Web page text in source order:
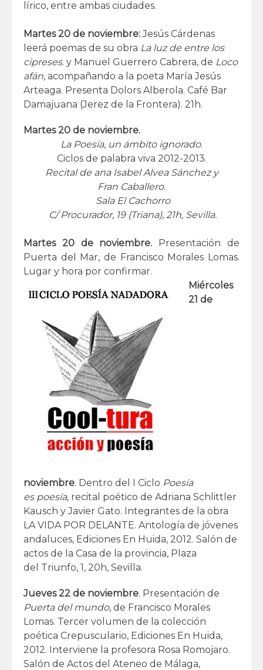
lírico, entre ambas ciudades.
Martes 20 de noviembre:Jesús Cárdenas
leerá poemas de su obra La luz de entre los
cipreses. y Manuel Guerrero Cabrera, de Loco
afán, acompañando a la poeta María Jesús
Arteaga. Presenta Dolors Alberola. Café Bar
Damajuana (Jerez de la Frontera). 21h.
Martes 20 de noviembre.
La Poesía, un ámbito ignorado.
Ciclos de palabra viva 2012-2013.
Recital de ana Isabel Alvea Sánchez y
Fran Caballero.
Sala El Cachorro
C/ Procurador, 19 (Triana), 21h, Sevilla.
Martes 20 de noviembre. Presentación de
Puerta del Mar, de Francisco Morales Lomas.
Lugar y hora por confirmar.
Miércoles
21 de
noviembre. Dentro del I Ciclo Poesía
es poesía, recital poético de Adriana Schlittler
Kausch y Javier Gato. Integrantes de la obra
LA VIDA POR DELANTE. Antología de jóvenes
andaluces, Ediciones En Huida, 2012. Salón de
actos de la Casa de la provincia, Plaza
del Triunfo, 1, 20h, Sevilla.
Jueves 22 de noviembre. Presentación de
Puerta del mundo, de Francisco Morales
Lomas. Tercer volumen de la colección
poética Crepusculario, Ediciones En Huida,
2012. Interviene la profesora Rosa Romojaro.
Salón de Actos del Ateneo de Málaga,